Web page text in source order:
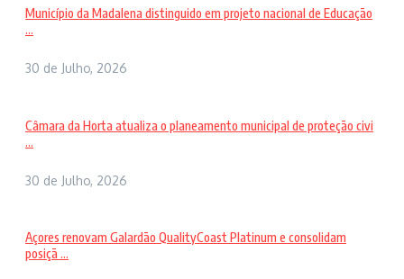
Município da Madalena distinguido em projeto nacional de Educação
...
30 de Julho, 2026
Câmara da Horta atualiza o planeamento municipal de proteção civi
...
30 de Julho, 2026
Açores renovam Galardão QualityCoast Platinum e consolidam
posiçã ...